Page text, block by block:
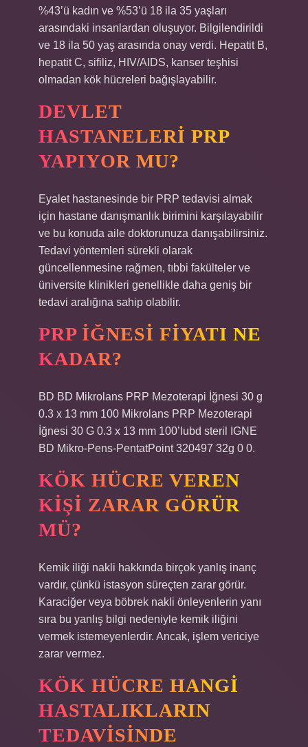
%43’ü kadın ve %53’ü 18 ila 35 yaşları
arasındaki insanlardan oluşuyor. Bilgilendirildi
ve 18 ila 50 yaş arasında onay verdi. Hepatit B,
hepatit C, sifiliz, HIV/AIDS, kanser teşhisi
olmadan kök hücreleri bağışlayabilir.
DEVLET
HASTANELERI PRP
YAPIYOR MU?
Eyalet hastanesinde bir PRP tedavisi almak
için hastane danışmanlık birimini karşılayabilir
ve bu konuda aile doktorunuza danışabilirsiniz.
Tedavi yöntemleri sürekli olarak
güncellenmesine rağmen, tıbbi fakülteler ve
üniversite klinikleri genellikle daha geniş bir
tedavi aralığına sahip olabilir.
PRP IĞNESI FIYATI NE
KADAR?
BD BD Mikrolans PRP Mezoterapi İğnesi 30 g
0.3 x 13 mm 100 Mikrolans PRP Mezoterapi
İğnesi 30 G 0.3 x 13 mm 100’lubd steril IGNE
BD Mikro-Pens-PentatPoint 320497 32g 0 0.
KÖK HÜCRE VEREN
KIŞI ZARAR GÖRÜR
MÜ?
Kemik iliği nakli hakkında birçok yanlış inanç
vardır, çünkü istasyon süreçten zarar görür.
Karaciğer veya böbrek nakli önleyenlerin yanı
sıra bu yanlış bilgi nedeniyle kemik iliğini
vermek istemeyenlerdir. Ancak, işlem vericiye
zarar vermez.
KÖK HÜCRE HANGI
HASTALIKLARIN
TEDAVISINDE